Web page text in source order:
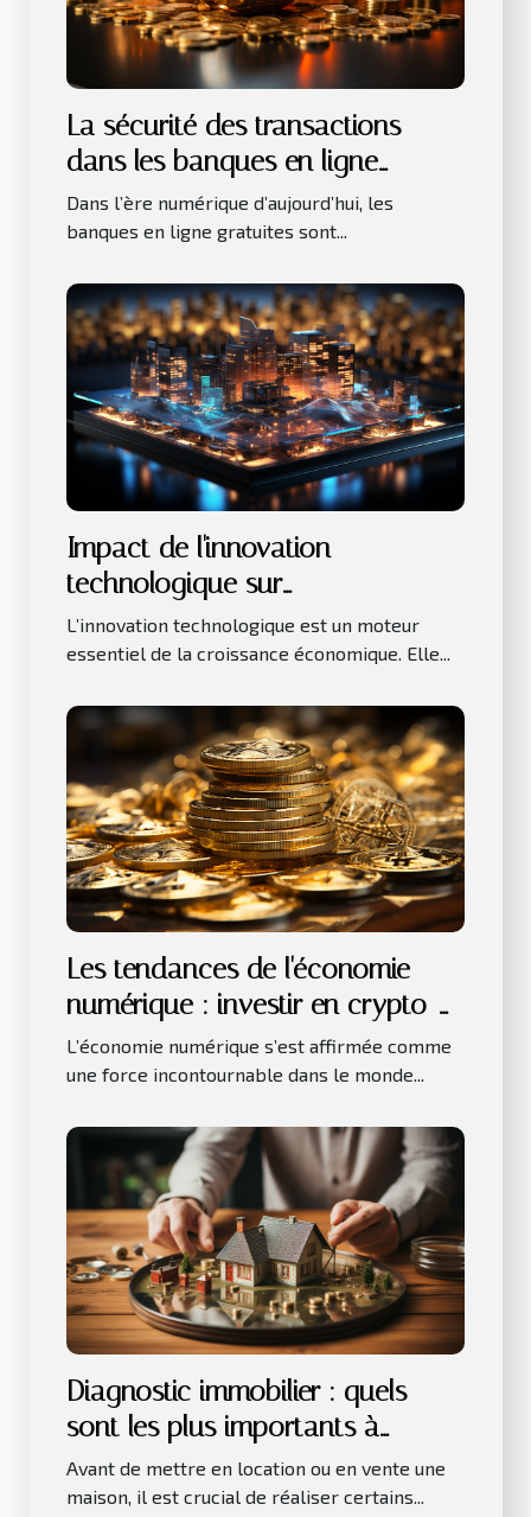
La sécurité des transactions
dans les banques en ligne
gratuites
Dans l’ère numérique d’aujourd’hui, les
banques en ligne gratuites sont...
Impact de l'innovation
technologique sur
l'investissement immobilier
L’innovation technologique est un moteur
essentiel de la croissance économique. Elle...
Les tendances de l'économie
numérique : investir en crypto-
monnaies
L’économie numérique s’est affirmée comme
une force incontournable dans le monde...
Diagnostic immobilier : quels
sont les plus importants à
réaliser avant la location ou la
vente d’une maison ?
Avant de mettre en location ou en vente une
maison, il est crucial de réaliser certains...